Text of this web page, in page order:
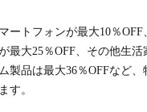
ートフォンが最大10％
最大25％OFF、その他生
製品は最大36％OFFなど
す。